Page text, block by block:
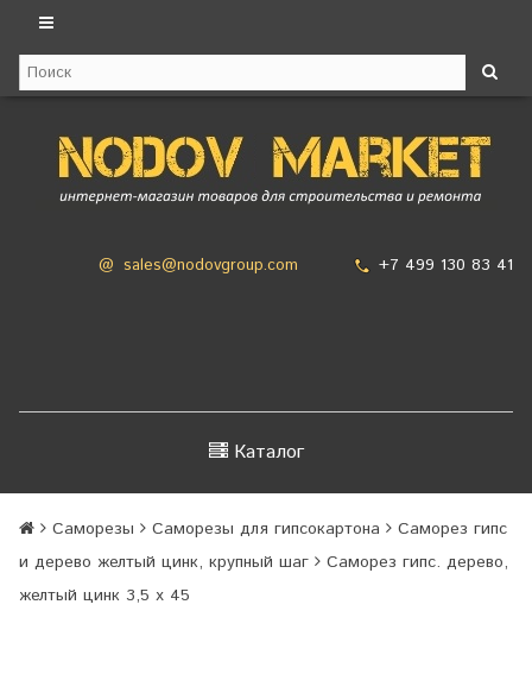
@ sales@nodovgroup.com +7 499 130 83 41
Каталог
Саморезы Саморезы для гипсокартона
Саморез гипс
и дерево желтый цинк, крупный шаг
Саморез гипс. дерево,
желтый цинк 3,5 х 45